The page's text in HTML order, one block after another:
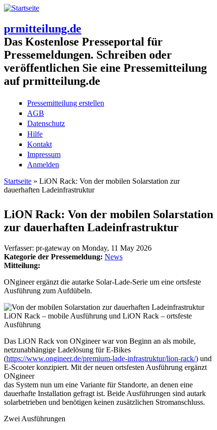
prmitteilung.de
Das Kostenlose Presseportal für
Pressemeldungen. Schreiben oder
veröffentlichen Sie eine Pressemitteilung
auf prmitteilung.de
Pressemitteilung erstellen
AGB
Datenschutz
Hilfe
Kontakt
Impressum
Anmelden
Sie sind hier
Startseite » LiON Rack: Von der mobilen Solarstation zur
dauerhaften Ladeinfrastruktur
LiON Rack: Von der mobilen Solarstation
zur dauerhaften Ladeinfrastruktur
Verfasser: pr-gateway on Monday, 11 May 2026
Kategorie der Pressemeldung: News
Mitteilung:
ONgineer ergänzt die autarke Solar-Lade-Serie um eine ortsfeste
Ausführung zum Aufdübeln.
LiON Rack – mobile Ausführung und LiON Rack – ortsfeste
Ausführung
Das LiON Rack von ONgineer war von Beginn an als mobile,
netzunabhängige Ladelösung für E-Bikes
(https://www.ongineer.de/premium-lade-infrastruktur/lion-rack/) und
E-Scooter konzipiert. Mit der neuen ortsfesten Ausführung ergänzt
ONgineer
das System nun um eine Variante für Standorte, an denen eine
dauerhafte Installation gefragt ist. Beide Ausführungen sind autark
solarbetrieben und benötigen keinen zusätzlichen Stromanschluss.
Zwei Ausführungen